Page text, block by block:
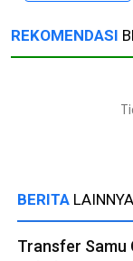
REKOMENDASI
BERITA LAINNYA
Transfer Samu